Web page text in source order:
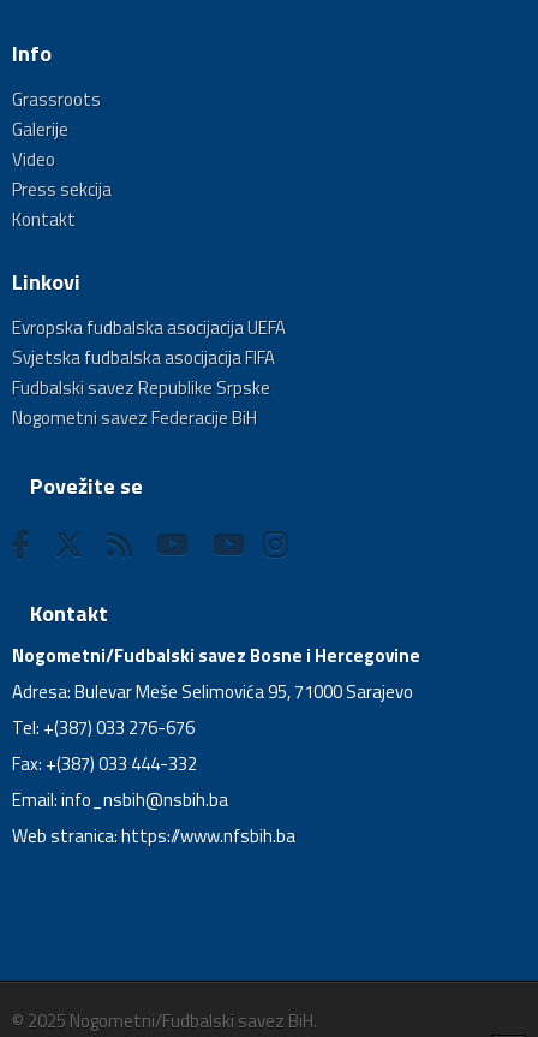
Info
Grassroots
Galerije
Video
Press sekcija
Kontakt
Linkovi
Evropska fudbalska asocijacija UEFA
Svjetska fudbalska asocijacija FIFA
Fudbalski savez Republike Srpske
Nogometni savez Federacije BiH
Povežite se
Kontakt
Nogometni/Fudbalski savez Bosne i Hercegovine
Adresa: Bulevar Meše Selimovića 95, 71000 Sarajevo
Tel: +(387) 033 276-676
Fax: +(387) 033 444-332
Email:info_nsbih@nsbih.ba
Web stranica: https://www.nfsbih.ba
© 2025 Nogometni/Fudbalski savez BiH.